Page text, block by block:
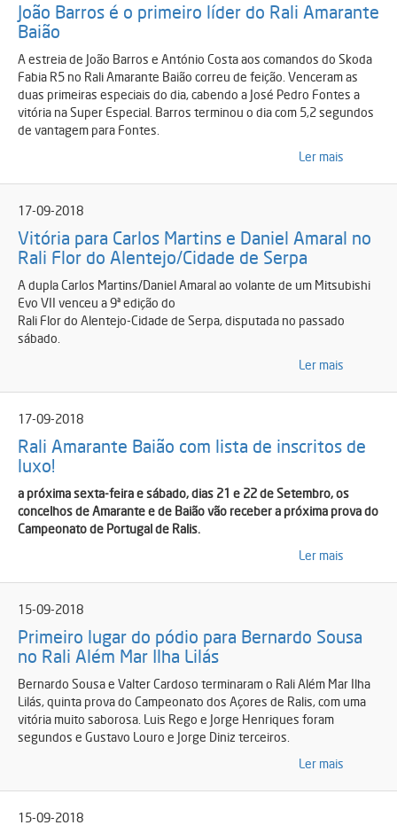
João Barros é o primeiro líder do Rali Amarante
Baião
A estreia de João Barros e António Costa aos comandos do Skoda
Fabia R5 no Rali Amarante Baião correu de feição. Venceram as
duas primeiras especiais do dia, cabendo a José Pedro Fontes a
vitória na Super Especial. Barros terminou o dia com 5,2 segundos
de vantagem para Fontes.
Ler mais
17-09-2018
Vitória para Carlos Martins e Daniel Amaral no
Rali Flor do Alentejo/Cidade de Serpa
A dupla Carlos Martins/Daniel Amaral ao volante de um Mitsubishi
Evo VII venceu a 9ª edição do
Rali Flor do Alentejo-Cidade de Serpa, disputada no passado
sábado.
Ler mais
17-09-2018
Rali Amarante Baião com lista de inscritos de
luxo!
a próxima sexta-feira e sábado, dias 21 e 22 de Setembro, os
concelhos de Amarante e de Baião vão receber a próxima prova do
Campeonato de Portugal de Ralis.
Ler mais
15-09-2018
Primeiro lugar do pódio para Bernardo Sousa
no Rali Além Mar Ilha Lilás
Bernardo Sousa e Valter Cardoso terminaram o Rali Além Mar Ilha
Lilás, quinta prova do Campeonato dos Açores de Ralis, com uma
vitória muito saborosa. Luis Rego e Jorge Henriques foram
segundos e Gustavo Louro e Jorge Diniz terceiros.
Ler mais
15-09-2018